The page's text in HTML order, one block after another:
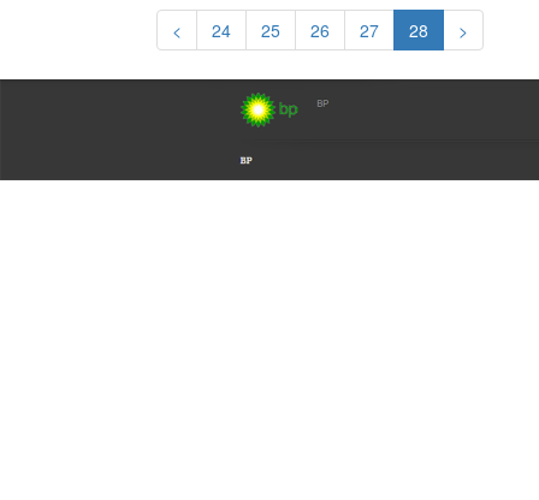
< 24 25 26 27 28 >